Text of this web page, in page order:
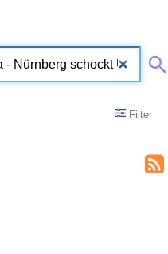
Filter